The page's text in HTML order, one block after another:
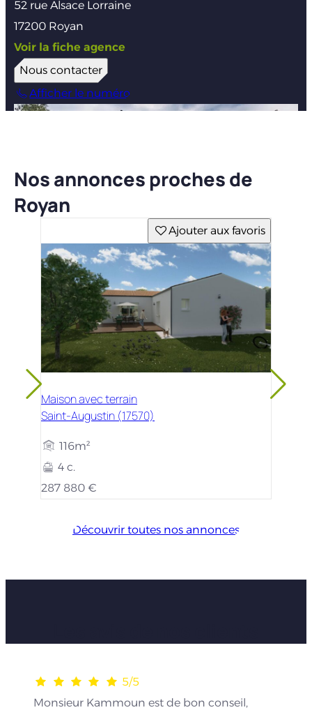
52 rue Alsace Lorraine
17200 Royan
Voir la fiche agence
Nous contacter
Afficher le numéro
Nos annonces proches de
Royan
Ajouter aux favoris
Maison avec terrain
Saint-Augustin (17570)
116m²
4 c.
287 880 €
Découvrir toutes nos annonces
5/5
Monsieur Kammoun est de bon conseil,